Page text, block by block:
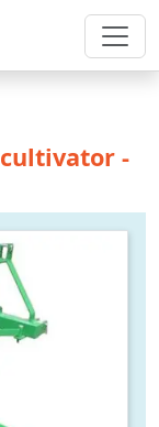
cultivator -